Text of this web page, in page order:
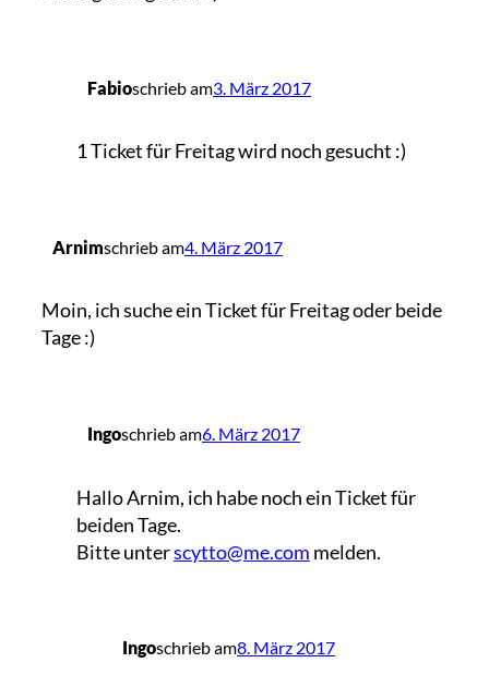
Fabioschrieb am3. März 2017
1 Ticket für Freitag wird noch gesucht :)
Arnimschrieb am4. März 2017
Moin, ich suche ein Ticket für Freitag oder beide
Tage :)
Ingoschrieb am6. März 2017
Hallo Arnim, ich habe noch ein Ticket für
beiden Tage.
Bitte unterscytto@me.com melden.
Ingoschrieb am8. März 2017